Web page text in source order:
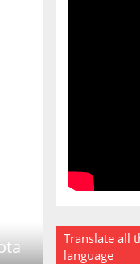
Translate all
language